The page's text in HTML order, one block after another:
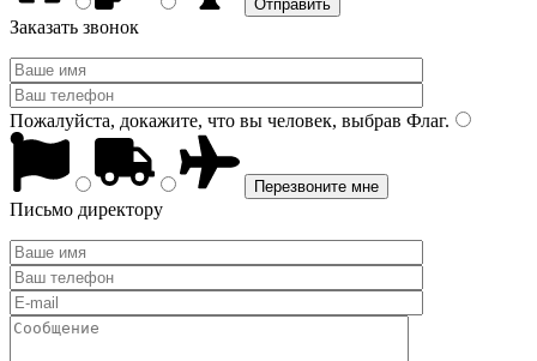
Заказать звонок
Пожалуйста, докажите, что вы человек, выбрав Флаг.
Письмо директору